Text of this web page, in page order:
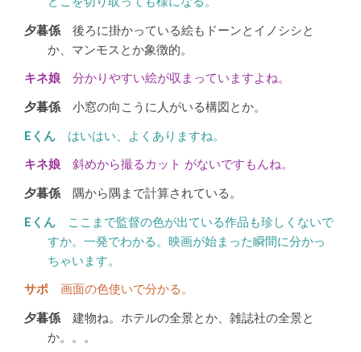
後ろに掛かっている絵もドーンとイノシシと
か、マンモスとか象徴的。
分かりやすい絵が収まっていますよね。
小窓の向こうに人がいる構図とか。
はいはい、よくありますね。
斜めから撮るカット がないですもんね。
隅から隅まで計算されている。
ここまで監督の色が出ている作品も珍しくないで
すか。一発でわかる。映画が始まった瞬間に分かっ
ちゃいます。
画面の色使いで分かる。
建物ね。ホテルの全景とか、雑誌社の全景と
か。。。